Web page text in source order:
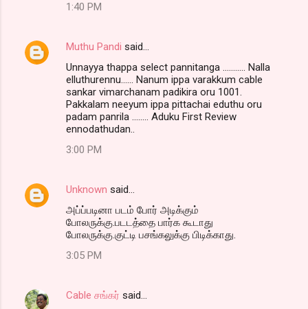
1:40 PM
Muthu Pandi said…
Unnayya thappa select pannitanga ........... Nalla
elluthurennu...... Nanum ippa varakkum cable
sankar vimarchanam padikira oru 1001.
Pakkalam neeyum ippa pittachai eduthu oru
padam panrila ........ Aduku First Review
ennodathudan..
3:00 PM
Unknown said…
அப்ப்படினா படம் போர் அடிக்கும்
போலருக்கு.படடத்தை பார்க கூடாது
போலருக்கு.குட்டி பசங்கலுக்கு பிடிக்காது.
3:05 PM
Cable சங்கர் said…